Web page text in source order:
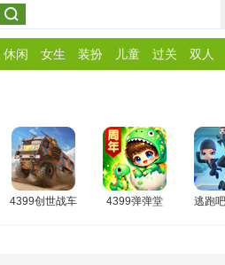
休闲 女生 装扮 儿童 过关 双人
4399创世战车 4399弹弹堂 逃跑